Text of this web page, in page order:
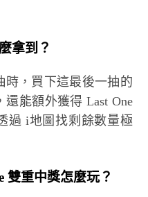
拿到？
時，買下這最後一抽的
能額外獲得 Last One
過 i地圖找剩餘數量極
雙重中獎怎麼玩？